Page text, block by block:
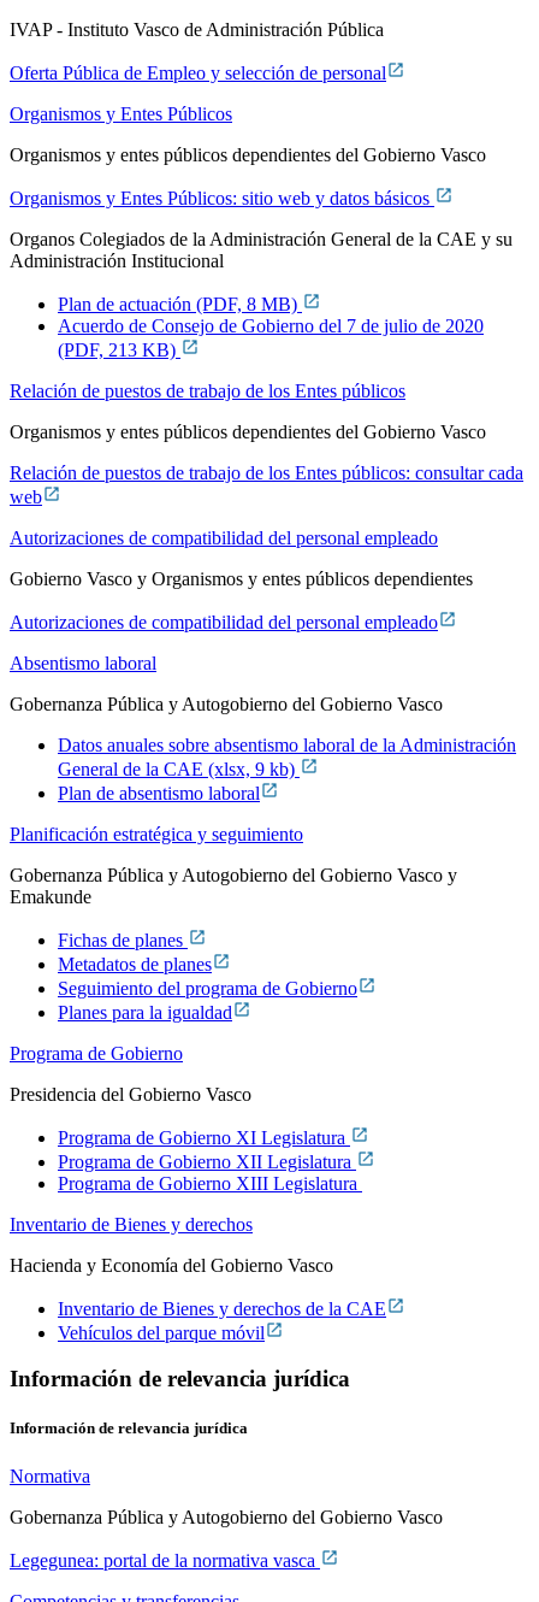
IVAP - Instituto Vasco de Administración Pública
Oferta Pública de Empleo y selección de personal
Organismos y Entes Públicos
Organismos y entes públicos dependientes del Gobierno Vasco
Organismos y Entes Públicos: sitio web y datos básicos
Organos Colegiados de la Administración General de la CAE y su
Administración Institucional
Plan de actuación (PDF, 8 MB)
Acuerdo de Consejo de Gobierno del 7 de julio de 2020
(PDF, 213 KB)
Relación de puestos de trabajo de los Entes públicos
Organismos y entes públicos dependientes del Gobierno Vasco
Relación de puestos de trabajo de los Entes públicos: consultar cada
web
Autorizaciones de compatibilidad del personal empleado
Gobierno Vasco y Organismos y entes públicos dependientes
Autorizaciones de compatibilidad del personal empleado
Absentismo laboral
Gobernanza Pública y Autogobierno del Gobierno Vasco
Datos anuales sobre absentismo laboral de la Administración
General de la CAE (xlsx, 9 kb)
Plan de absentismo laboral
Planificación estratégica y seguimiento
Gobernanza Pública y Autogobierno del Gobierno Vasco y
Emakunde
Fichas de planes
Metadatos de planes
Seguimiento del programa de Gobierno
Planes para la igualdad
Programa de Gobierno
Presidencia del Gobierno Vasco
Programa de Gobierno XI Legislatura
Programa de Gobierno XII Legislatura
Programa de Gobierno XIII Legislatura
Inventario de Bienes y derechos
Hacienda y Economía del Gobierno Vasco
Inventario de Bienes y derechos de la CAE
Vehículos del parque móvil
Información de relevancia jurídica
Información de relevancia jurídica
Normativa
Gobernanza Pública y Autogobierno del Gobierno Vasco
Legegunea: portal de la normativa vasca